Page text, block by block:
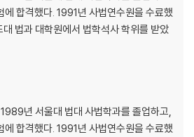
합격했다. 1991년 사법연수원을 수료했
법과 대학원에서 법학석사 학위를 받았
년 서울대 법대 사법학과를 졸업하고,
합격했다. 1991년 사법연수원을 수료했